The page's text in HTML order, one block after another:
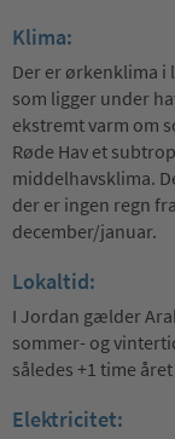
Klima:
Der er ørkenklima i
som ligger under
ekstremt varm om
Røde Hav et
middelhavsklima.
der er ingen regn
december/januar.
Lokaltid:
I Jordan gælder
sommer- og
således +1 time
Elektricitet: